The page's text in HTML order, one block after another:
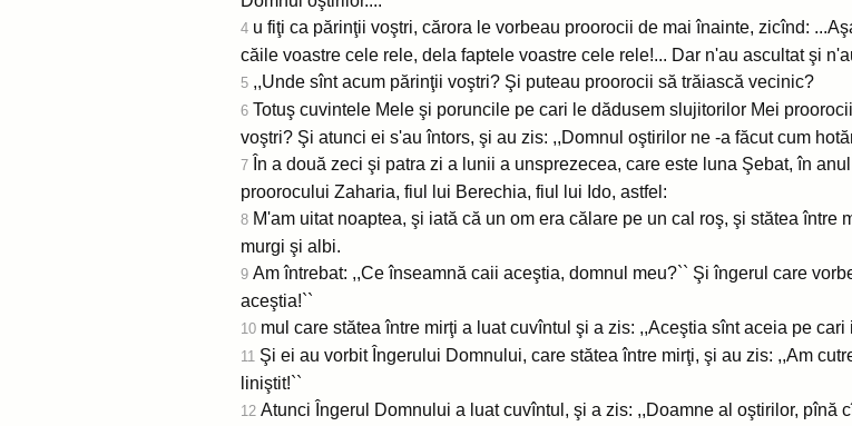
4 u fiţi ca părinţii voştri, cărora le vorbeau proorocii de mai înainte, zicînd:
căile voastre cele rele, dela faptele voastre cele rele!... Dar n'au ascultat şi
5 ,,Unde sînt acum părinţii voştri? Şi puteau proorocii să trăiască vecinic?
6 Totuş cuvintele Mele şi poruncile pe cari le dădusem slujitorilor Mei
voştri? Şi atunci ei s'au întors, şi au zis: ,,Domnul oştirilor ne -a făcut cum
7 În a două zeci şi patra zi a lunii a unsprezecea, care este luna Şebat, în
proorocului Zaharia, fiul lui Berechia, fiul lui Ido, astfel:
8 M'am uitat noaptea, şi iată că un om era călare pe un cal roş, şi stătea între
murgi şi albi.
9 Am întrebat: ,,Ce înseamnă caii aceştia, domnul meu?`` Şi îngerul care
aceştia!``
10 mul care stătea între mirţi a luat cuvîntul şi a zis: ,,Aceştia sînt aceia pe
11 Şi ei au vorbit Îngerului Domnului, care stătea între mirţi, şi au zis: ,,Am
liniştit!``
12 Atunci Îngerul Domnului a luat cuvîntul, şi a zis: ,,Doamne al oştirilor, pînă